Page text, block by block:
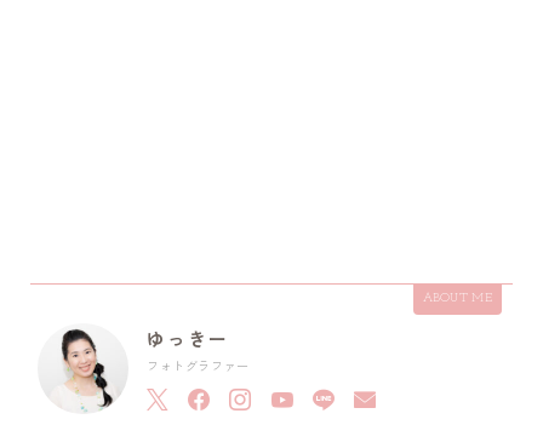
ABOUT ME
ゆっきー
フォトグラファー